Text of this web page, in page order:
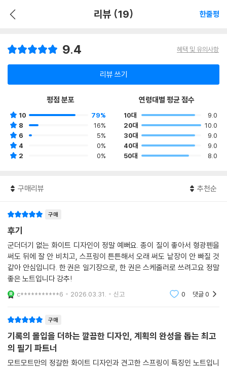
리뷰 (19) 한줄평
9.4 혜택 및 유의사항
리뷰 쓰기
평점 분포
10
79%
8
16%
6
5%
4
0%
2
0%
연령대별 평균 점수
10대
9.0
20대
10.0
30대
9.0
40대
9.0
50대
8.0
구매리뷰 추천순
구매
후기
군더더기 없는 화이트 디자인이 정말 예뻐요. 종이 질이 좋아서 형광펜을
써도 뒤에 잘 안 비치고, 스프링이 튼튼해서 오래 써도 낱장이 안 빠질 것
같아 안심입니다. 한 권은 일기장으로, 한 권은 스케줄러로 쓰려고요 정말
좋은 노트입니다 강추!
c***********6 2026.03.31. 신고 0 댓글0
구매
기록의 몰입을 더하는 깔끔한 디자인, 계획의 완성을 돕는 최고
의 필기 파트너
모트모트만의 정갈한 화이트 디자인과 견고한 스프링이 특징인 노트입니